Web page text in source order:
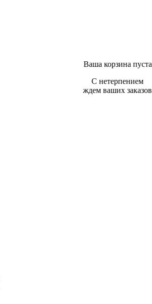
Ваша корзина пуста
С нетерпением
ждем ваших заказов